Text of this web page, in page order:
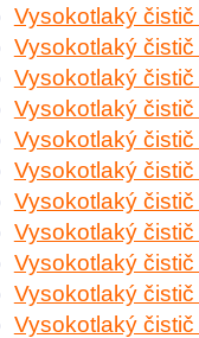
Vysokotlaký
Vysokotlaký
Vysokotlaký
Vysokotlaký
Vysokotlaký
Vysokotlaký
Vysokotlaký
Vysokotlaký
Vysokotlaký
Vysokotlaký
Vysokotlaký